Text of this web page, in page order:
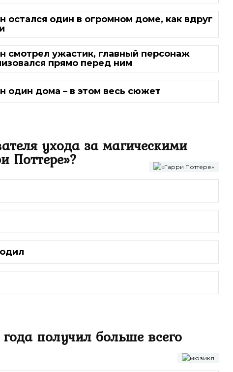
остался один в огромном доме, как вдруг
смотрел ужастик, главный персонаж
прямо перед ним
один дома – в этом весь сюжет
ухода за магическими
Поттере»?
получил больше всего